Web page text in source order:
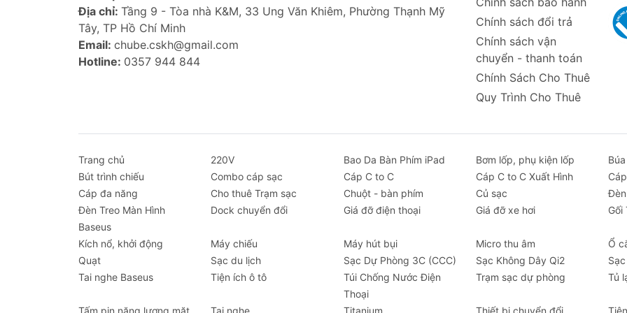
Góc nhìn điều chỉnh linh hoạt : Sản phẩm cho phép bạn điều chỉnh điện thoại theo nhiều góc
khác nhau nhờ cơ chế xoay 360 độ. Bạn có thể dễ dàng thay đổi góc nhìn của màn hình điện
thoại để sử dụng GPS, nghe nhạc, hoặc nhận cuộc gọi trong khi vẫn đảm bảo sự an toàn.
Cài đặt đơn giản
: Với thiết kế gắn cố định, bạn có thể dễ dàng lắp đặt và tháo giá đỡ trên ghi
đông xe mà không gặp phải bất kỳ khó khăn nào. Chỉ với vài bước đơn giản, bạn sẽ có một
Bảo vệ an toàn: Giá đỡ đi kèm với các miếng đệm bảo vệ được đặt tại các vị trí quan trọng,
Điều này giúp bảo vệ điện thoại của bạn khỏi các va chạm, đồng thời giữ cho điện thoại vững
chắc và an toàn.
Với các tính năng này, Giá đỡ điện thoại Baseus GoTrip Series Bike Phone Mount là người bạn đồng
hành hoàn hảo, giúp bạn rảnh tay khi đi xe đạp, vừa an toàn vừa tiện lợi khi sử dụng điện thoại
đường.
Địa chỉ: Tầng 9 - Tòa nhà K&M, 33 Ung Văn Khiêm, Phường Thạnh Mỹ
Tây, TP Hồ Chí Minh
Email: chube.cskh@gmail.com
Hotline: 0357 944 844
Chính sách đổi trả
Chính sách vận
chuyển - thanh toán
Chính Sách Cho Thuê
Quy Trình Cho Thuê
Trang chủ 220V Bao Da Bàn Phím iPad Bơm lốp, phụ kiện lốp
Bút trình chiếu
Combo cáp sạc Cáp C to C Cáp C to C Xuất Hình
Cáp đa năng
Cho thuê Trạm sạc Chuột - bàn phím Củ sạc
Đèn Treo Màn Hình
Baseus
Dock chuyển đổi Giá đỡ điện thoại Giá đỡ xe hơi Gối
Kích nổ, khởi động Máy chiếu Máy hút bụi Micro thu âm
Ổ
Quạt
Sạc du lịch Sạc Dự Phòng 3C (CCC) Sạc Không Dây Qi2
Tai nghe Baseus
Tiện ích ô tô
Túi Chống Nước Điện
Thoại
Trạm sạc dự phòng Tủ
Tấm pin năng lượng mặt Tai nghe Titanium Thiết bị chuyển đổi